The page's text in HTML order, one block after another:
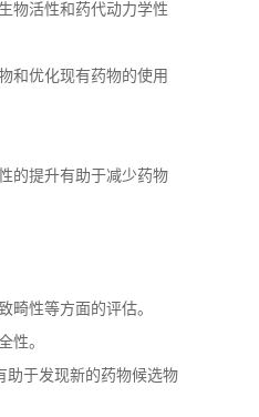
物活性和药代动力学性
和优化现有药物的使用
的提升有助于减少药物
畸性等方面的评估。
性。
助于发现新的药物候选物